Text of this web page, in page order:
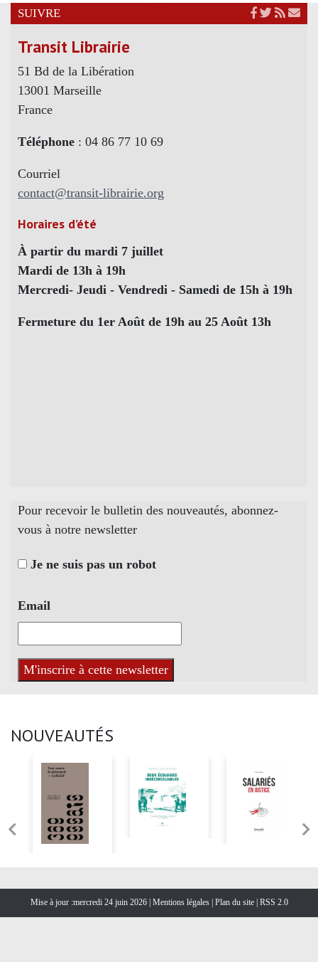
SUIVRE
Transit Librairie
51 Bd de la Libération
13001 Marseille
France
Téléphone : 04 86 77 10 69
Courriel
contact@transit-librairie.org
Horaires d’été
À partir du mardi 7 juillet
Mardi de 13h à 19h
Mercredi- Jeudi - Vendredi - Samedi de 15h à 19h
Fermeture du 1er Août de 19h au 25 Août 13h
Pour recevoir le bulletin des nouveautés, abonnez-
vous à notre newsletter
Je ne suis pas un robot
Email
NOUVEAUTÉS
Mise à jour :mercredi 24 juin 2026 | Mentions légales | Plan du site |RSS 2.0